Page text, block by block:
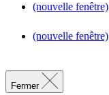
(nouvelle fenêtre)
(nouvelle fenêtre)
Fermer